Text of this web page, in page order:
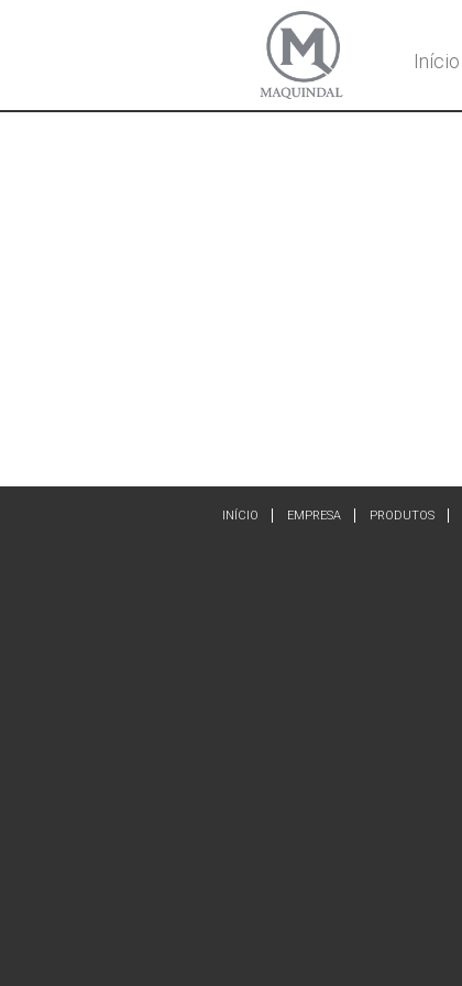
Início
INÍCIO EMPRESA PRODUTOS